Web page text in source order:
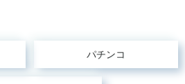
パチンコ